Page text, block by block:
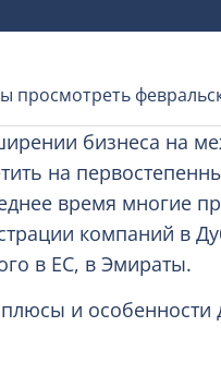
просмотреть
бизнеса на
на
время многие
компаний в
в ЕС, в Эмираты.
и